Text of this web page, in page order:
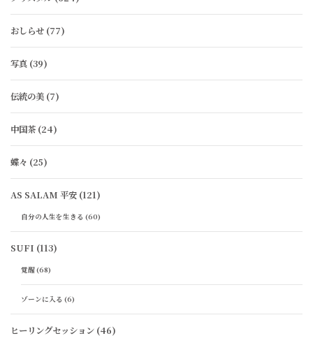
おしらせ (77)
写真 (39)
伝統の美 (7)
中国茶 (24)
蝶々 (25)
AS SALAM 平安 (121)
自分の人生を生きる (60)
SUFI (113)
覚醒(68)
ゾーンに入る (6)
ヒーリングセッション (46)